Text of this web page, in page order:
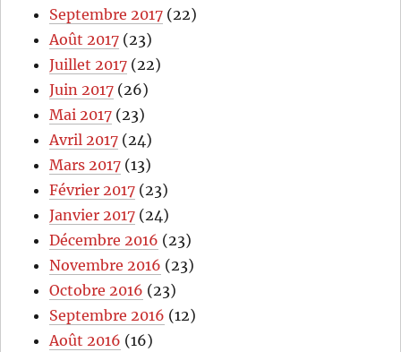
Septembre 2017 (22)
Août 2017 (23)
Juillet 2017 (22)
Juin 2017 (26)
Mai 2017 (23)
Avril 2017 (24)
Mars 2017 (13)
Février 2017 (23)
Janvier 2017 (24)
Décembre 2016 (23)
Novembre 2016 (23)
Octobre 2016 (23)
Septembre 2016 (12)
Août 2016 (16)